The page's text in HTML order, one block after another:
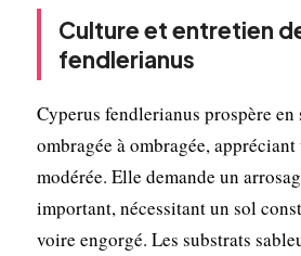
Culture et entretien
fendlerianus
Cyperus fendlerianus prospère
ombragée à ombragée,
modérée. Elle demande un
important, nécessitant un sol
voire engorgé. Les substrats